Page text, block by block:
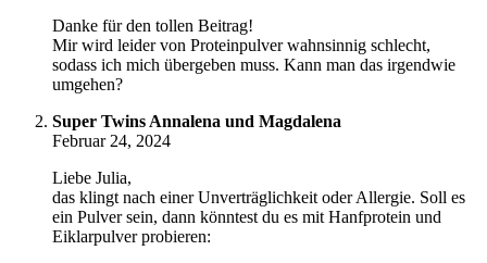
Danke für den tollen Beitrag!
Mir wird leider von Proteinpulver wahnsinnig schlecht,
sodass ich mich übergeben muss. Kann man das irgendwie
umgehen?
Super Twins Annalena und Magdalena
Februar 24, 2024
Liebe Julia,
das klingt nach einer Unverträglichkeit oder Allergie. Soll es
ein Pulver sein, dann könntest du es mit Hanfprotein und
Eiklarpulver probieren: